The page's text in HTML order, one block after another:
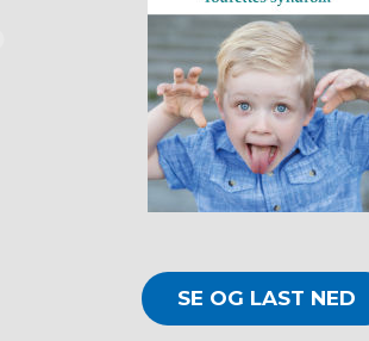
SE OG LAST NED